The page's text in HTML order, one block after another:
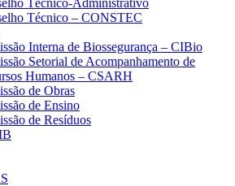
Técnico-Administrativo
Técnico – CONSTEC
Interna de Biossegurança – CIBio
Setorial de Acompanhamento de
Humanos – CSARH
de Obras
de Ensino
de Resíduos